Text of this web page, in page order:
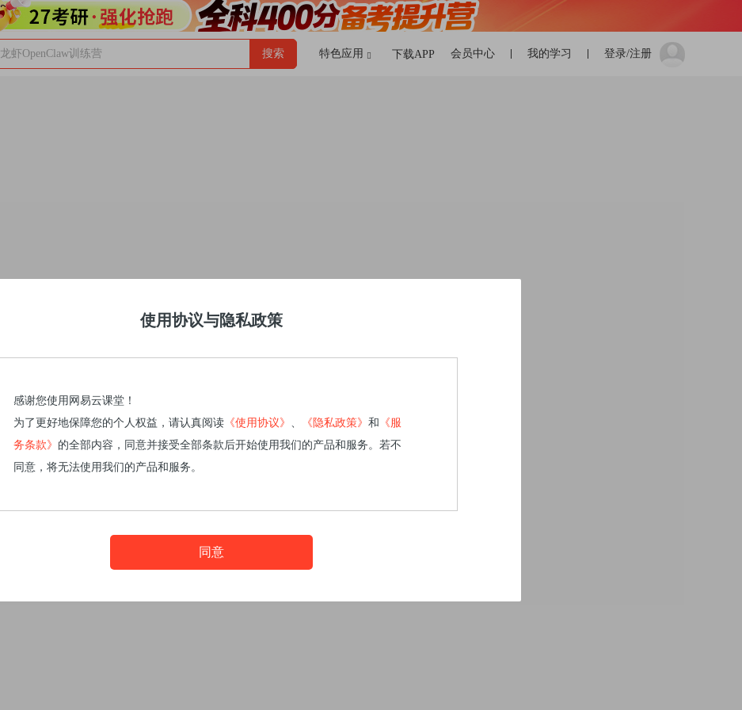
龙虾OpenClaw训练营 搜索 特色应用 下载APP 登录/注册
我的学习
会员中心
使用协议与隐私政策
感谢您使用网易云课堂！
为了更好地保障您的个人权益，请认真阅读 《使用协议》 《隐私政策》 和 《服
务条款》 的全部内容，同意并接受全部条款后开始使用我们的产品和服务。若不
同意，将无法使用我们的产品和服务。
同意